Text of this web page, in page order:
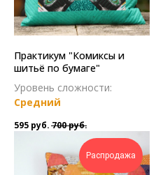
Практикум "Комиксы и
шитьё по бумаге"
Уровень сложности:
Средний
595 руб. 700руб.
Распродажа